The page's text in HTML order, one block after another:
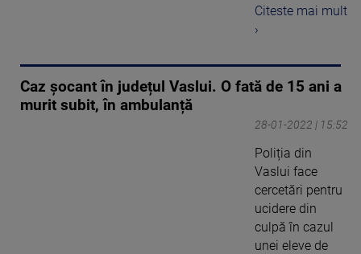
Citeste mai mult
›
Caz șocant în județul Vaslui. O fată de 15 ani a
murit subit, în ambulanță
28-01-2022 | 15:52
Poliția din
Vaslui face
cercetări pentru
ucidere din
culpă în cazul
unei eleve de